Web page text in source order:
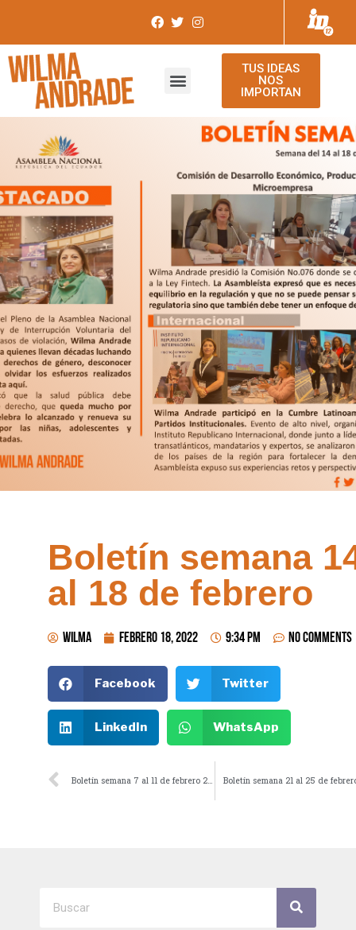
TUS IDEAS
NOS
IMPORTAN
Boletín semana
al 18 de febrero
wilma febrero 18, 2022 9:34 pm No Comments
Facebook Twitter
LinkedIn WhatsApp
Boletín semana 7 al 11 de febrero 2022 Boletín semana 21 al 25 de